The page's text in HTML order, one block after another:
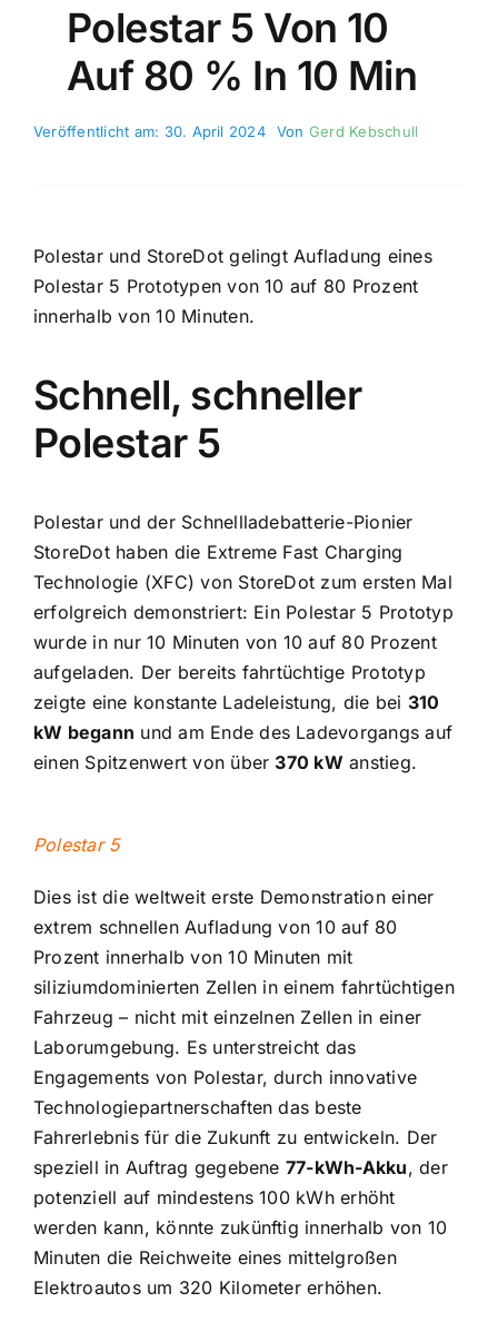
Polestar 5 Von 10
Auf 80 % In 10 Min
Veröffentlicht am: 30. April 2024 Von Gerd Kebschull
Polestar und StoreDot gelingt Aufladung eines
Polestar 5 Prototypen von 10 auf 80 Prozent
innerhalb von 10 Minuten.
Schnell, schneller
Polestar 5
Polestar und der Schnellladebatterie-Pionier
StoreDot haben die Extreme Fast Charging
Technologie (XFC) von StoreDot zum ersten Mal
erfolgreich demonstriert: Ein Polestar 5 Prototyp
wurde in nur 10 Minuten von 10 auf 80 Prozent
aufgeladen. Der bereits fahrtüchtige Prototyp
zeigte eine konstante Ladeleistung, die bei 310
kW begann und am Ende des Ladevorgangs auf
einen Spitzenwert von über370 kW anstieg.
Polestar 5
Dies ist die weltweit erste Demonstration einer
extrem schnellen Aufladung von 10 auf 80
Prozent innerhalb von 10 Minuten mit
siliziumdominierten Zellen in einem fahrtüchtigen
Fahrzeug – nicht mit einzelnen Zellen in einer
Laborumgebung. Es unterstreicht das
Engagements von Polestar, durch innovative
Technologiepartnerschaften das beste
Fahrerlebnis für die Zukunft zu entwickeln. Der
speziell in Auftrag gegebene 77-kWh-Akku, der
potenziell auf mindestens 100 kWh erhöht
werden kann, könnte zukünftig innerhalb von 10
Minuten die Reichweite eines mittelgroßen
Elektroautos um 320 Kilometer erhöhen.